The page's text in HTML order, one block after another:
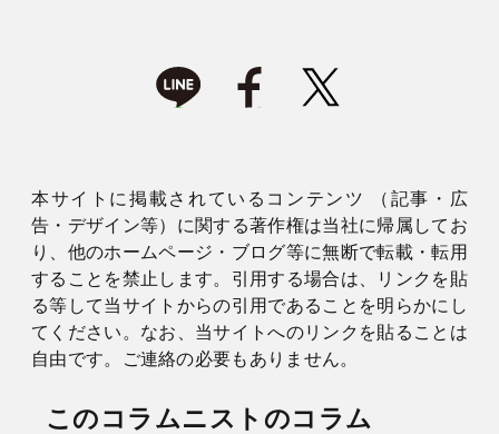
本サイトに掲載されているコンテンツ （記事・広
告・デザイン等）に関する著作権は当社に帰属してお
り、他のホームページ・ブログ等に無断で転載・転用
することを禁止します。引用する場合は、リンクを貼
る等して当サイトからの引用であることを明らかにし
てください。なお、当サイトへのリンクを貼ることは
自由です。ご連絡の必要もありません。
このコラムニストのコラム